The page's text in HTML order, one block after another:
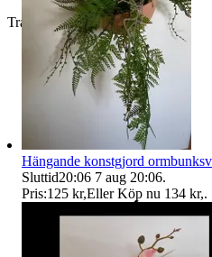
Traderas köparskydd
Hängande konstgjord
Sluttid20:06 7 aug 20:06.
Pris:125 kr,Eller Köp nu 134 kr,.